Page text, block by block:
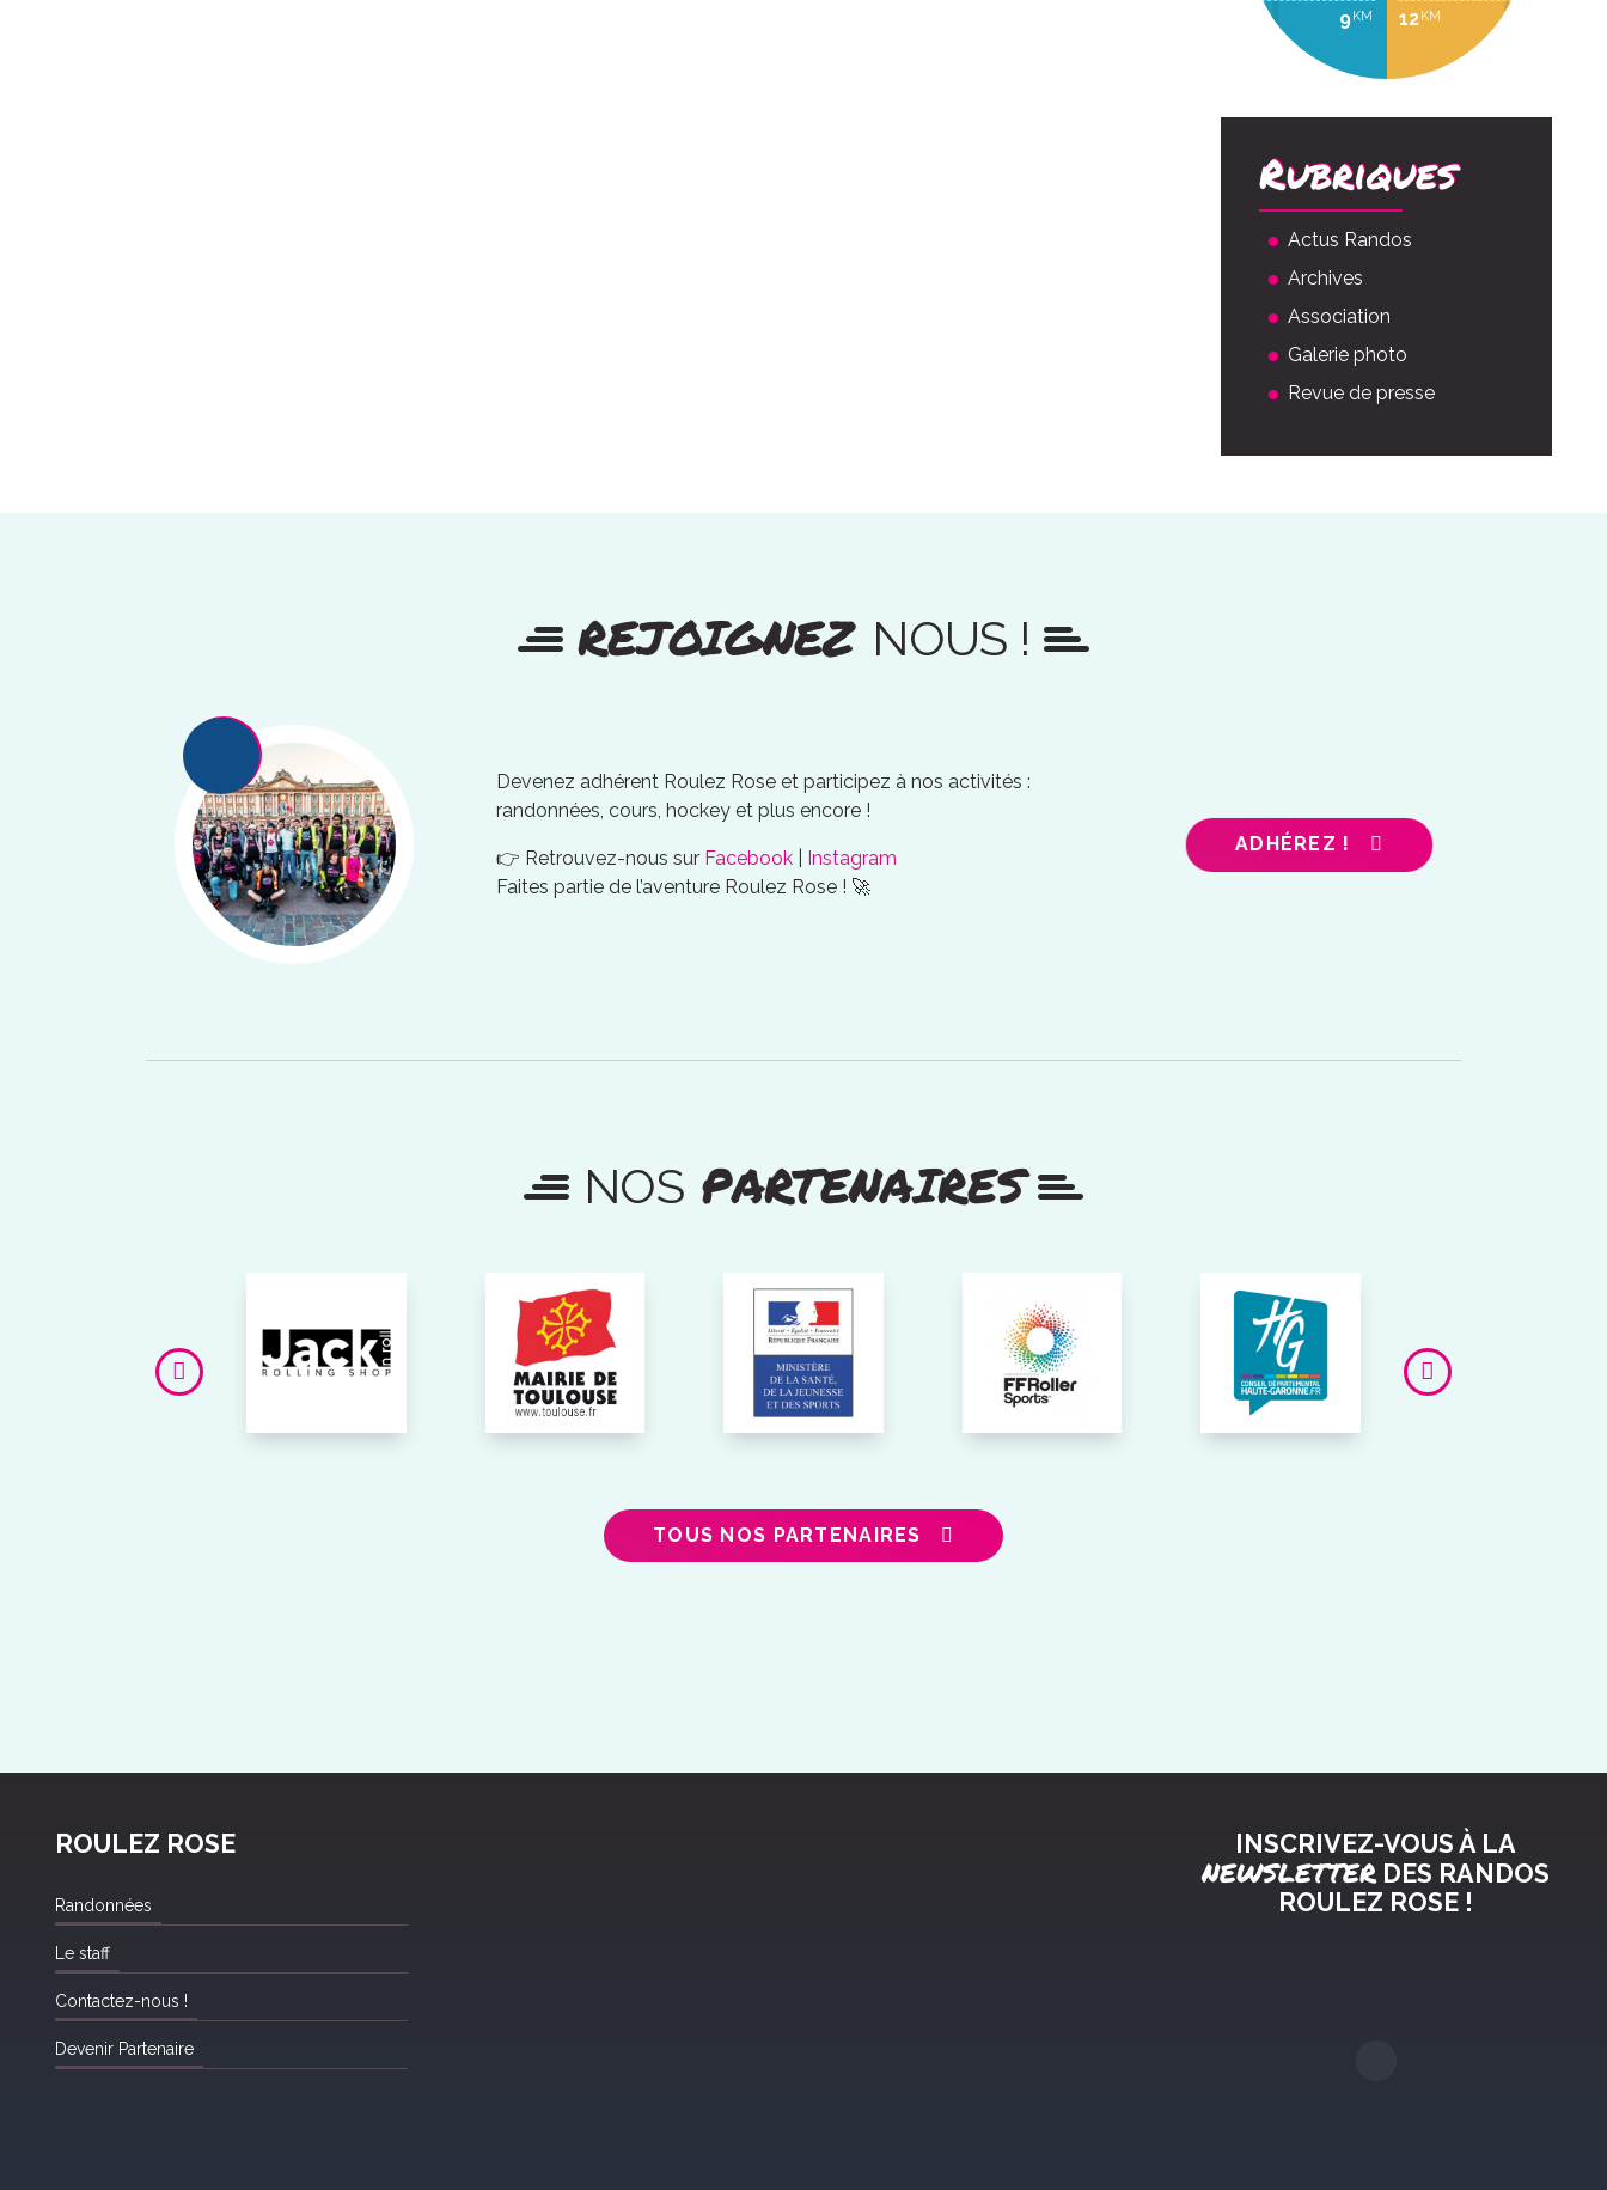
9 KM
12 KM
Rubriques
Actus Randos
Archives
Association
Galerie photo
Revue de presse
REJOIGNEZ NOUS !
Devenez adhérent Roulez Rose et participez à nos activités :
randonnées, cours, hockey et plus encore !
👉 Retrouvez-nous sur Facebook
Instagram
Faites partie de l’aventure Roulez Rose ! 🚀
ADHÉREZ !
NOSPARTENAIRES
TOUS NOS PARTENAIRES
ROULEZ ROSE
Randonnées
Le staff
Contactez-nous !
Devenir Partenaire
INSCRIVEZ-VOUS À LA
NEWSLETTERDES RANDOS
ROULEZ ROSE !